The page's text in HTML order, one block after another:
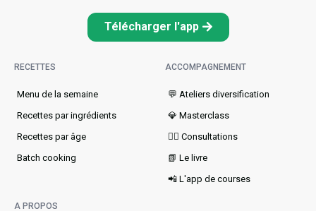
Télécharger l'app
RECETTES
Menu de la semaine​
Recettes par ingrédients
Recettes par âge
Batch cooking
ACCOMPAGNEMENT
💬 Ateliers diversification
💎 Masterclass
👩‍⚕️ Consultations
📗 Le livre
📲 L'app de courses
A PROPOS